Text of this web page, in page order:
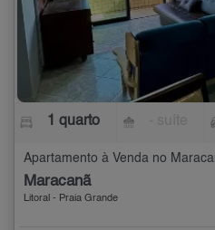
1 quarto
Apartamento à Venda no
Maracanã
Litoral - Praia Grande